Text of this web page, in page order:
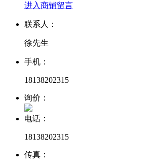
进入商铺留言
联系人：
徐先生
手机：
18138202315
询价：
电话：
18138202315
传真：